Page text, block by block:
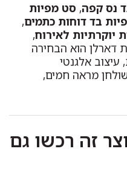
נס קפה, סט מפיות
בד דוחות כתמים,
יוקרתיות לאירוח,
דארלן הוא הבחירה
אלגנטי
מראה חמים,
זה רכשו גם